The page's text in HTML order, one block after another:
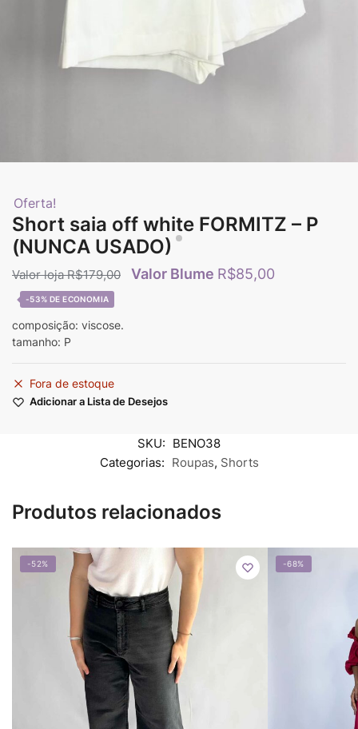
Oferta!
Short saia off white FORMITZ – P
(NUNCA USADO)
R$179,00 R$85,00
-53%
composição: viscose.
tamanho: P
Fora de estoque
Adicionar a Lista de Desejos
SKU: BENO38
Categorias: Roupas, Shorts
Produtos relacionados
-52% -68%